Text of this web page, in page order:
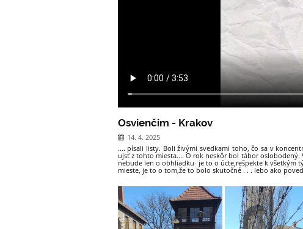
Osvienčim - Krakov
14. 4. 2025
.... písali listy. Boli živými svedkami toho, čo sa v
ujsť z tohto miesta.... O rok neskôr bol tábor
nebude len o obhliadku- je to o úcte,rešpekte k všetkým
mieste, je to o tom,že to bolo skutočné . . . lebo ako